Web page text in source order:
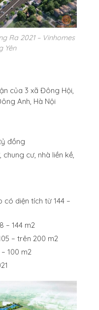
Ra 2021 – Vinhomes
Yên
của 3 xã Đông Hội,
Anh, Hà Nội
đồng
cư, nhà liền kề,
có diện tích từ 144 –
– 144 m2
– trên 200 m2
100 m2